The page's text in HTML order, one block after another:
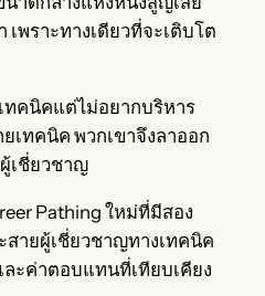
เพราะทางเดียวที่จะเติบโต
ทคนิคแต่ไม่อยากบริหาร
เทคนิค พวกเขาจึงลาออก
เชี่ยวชาญ
Pathing ใหม่ที่มีสอง
สายผู้เชี่ยวชาญทางเทคนิค
ะค่าตอบแทนที่เทียบเคียง